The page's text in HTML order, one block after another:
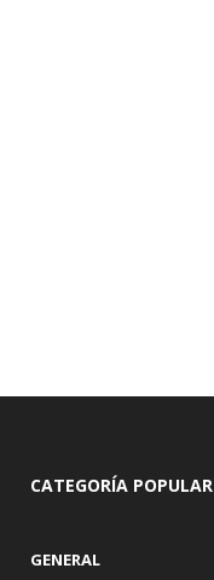
CATEGORÍA POPULAR
GENERAL